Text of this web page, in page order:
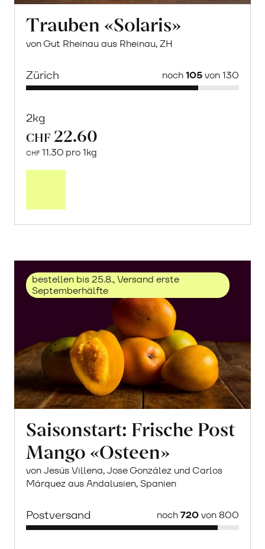
Trauben «Solaris»
von Gut Rheinau aus Rheinau, ZH
Zürich noch105von 130
2kg
CHF 22.60
CHF 11.30 pro 1kg
erfahren
bestellen bis 25.8., Versand erste
Septemberhälfte
Saisonstart: Frische Post
Mango «Osteen»
von Jesús Villena, Jose González und Carlos
Márquez aus Andalusien, Spanien
Postversand noch720von 800